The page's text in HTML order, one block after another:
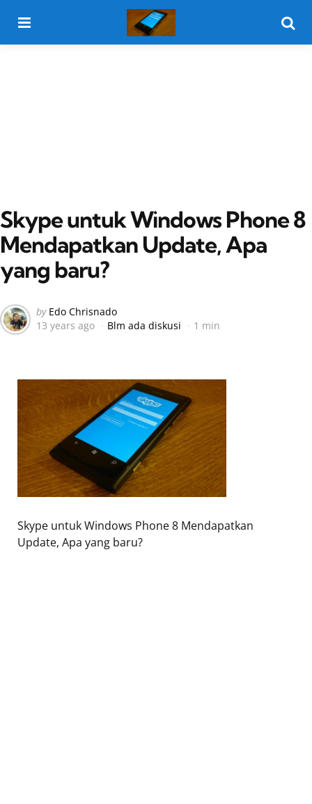
Skype untuk Windows Phone 8
Mendapatkan Update, Apa
yang baru?
Posted
by
by Edo Chrisnado
13 years ago
Blm ada diskusi 1 min
Skype untuk Windows Phone 8 Mendapatkan
Update, Apa yang baru?